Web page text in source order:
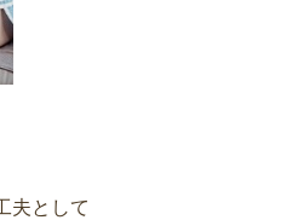
夫として